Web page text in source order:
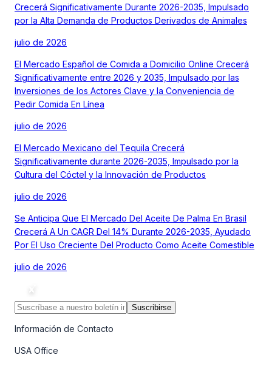
Crecerá Significativamente Durante 2026-2035, Impulsado
por la Alta Demanda de Productos Derivados de Animales
julio de 2026
El Mercado Español de Comida a Domicilio Online Crecerá
Significativamente entre 2026 y 2035, Impulsado por las
Inversiones de los Actores Clave y la Conveniencia de
Pedir Comida En Línea
julio de 2026
El Mercado Mexicano del Tequila Crecerá
Significativamente durante 2026-2035, Impulsado por la
Cultura del Cóctel y la Innovación de Productos
julio de 2026
Se Anticipa Que El Mercado Del Aceite De Palma En Brasil
Crecerá A Un CAGR Del 14% Durante 2026-2035, Ayudado
Por El Uso Creciente Del Producto Como Aceite Comestible
julio de 2026
Suscribirse
Información de Contacto
USA Office